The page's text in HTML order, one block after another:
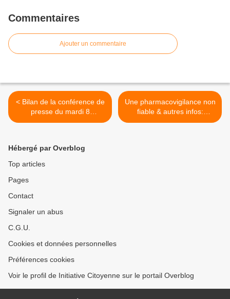
Commentaires
Ajouter un commentaire
< Bilan de la conférence de
presse du mardi 8
décembre 2009...
Une pharmacovigilance non
fiable & autres infos:
synthèse de notre 6°
Hébergé par Overblog
Top articles
Pages
Contact
Signaler un abus
C.G.U.
Cookies et données personnelles
Préférences cookies
Voir le profil de Initiative Citoyenne sur le portail Overblog